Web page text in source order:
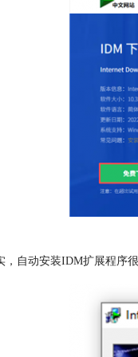
，自动安装IDM扩展程序